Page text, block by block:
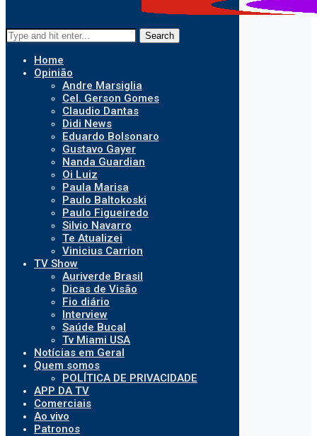
Search
Home
Opinião
Andre Marsiglia
Cel. Gerson Gomes
Claudio Dantas
Didi News
Eduardo Bolsonaro
Gustavo Gayer
Nanda Guardian
Oi Luiz
Paula Marisa
Paulo Baltokoski
Paulo Figueiredo
Silvio Navarro
Te Atualizei
Vinicius Carrion
TV Show
Auriverde Brasil
Dicas de Visão
Fio diário
Interview
Saúde Bucal
Tv Miami USA
Notícias em Geral
Quem somos
POLÍTICA DE PRIVACIDADE
APP DA TV
Comerciais
Ao vivo
Patronos